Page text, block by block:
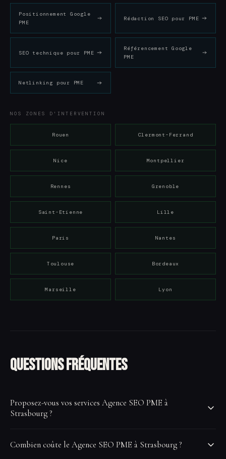
Positionnement Google
PME
Rédaction SEO pour PME
SEO technique pour PME
Référencement Google
PME
Netlinking pour PME
NOS ZONES D'INTERVENTION
Rouen Clermont-Ferrand
Nice Montpellier
Rennes Grenoble
Saint-Etienne Lille
Paris Nantes
Toulouse Bordeaux
Marseille Lyon
Questions fréquentes
Proposez-vous vos services Agence SEO PME à
Strasbourg ?
région en full remote. Notre équipe maîtrise les spécificités du
Combien coûte le Agence SEO PME à Strasbourg ?